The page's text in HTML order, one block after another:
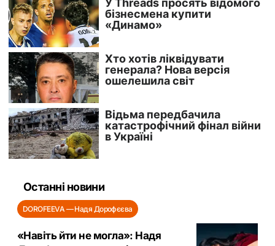
Останні новини
DOROFEEVA — Надя Дорофєєва
«Навіть йти не могла»: Надя